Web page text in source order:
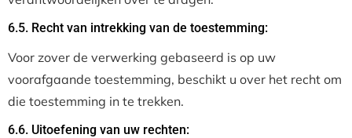
6.5. Recht van intrekking van de toestemming:
Voor zover de verwerking gebaseerd is op uw
voorafgaande toestemming, beschikt u over het recht om
die toestemming in te trekken.
6.6. Uitoefening van uw rechten: